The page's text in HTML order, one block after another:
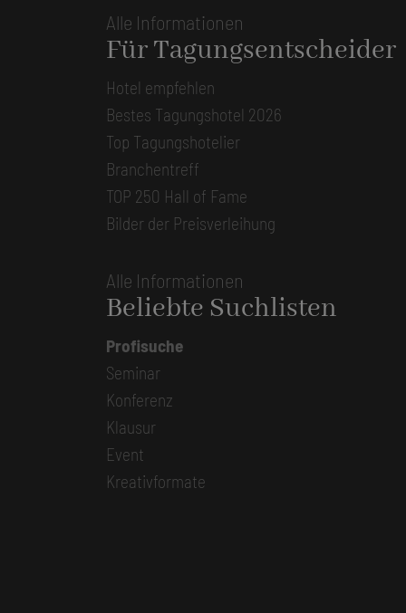
Alle Informationen
Für Tagungsentscheider
Hotel empfehlen
Bestes Tagungshotel 2026
Top Tagungshotelier
Branchentreff
TOP 250 Hall of Fame
Bilder der Preisverleihung
Alle Informationen
Beliebte Suchlisten
Profisuche
Seminar
Konferenz
Klausur
Event
Kreativformate